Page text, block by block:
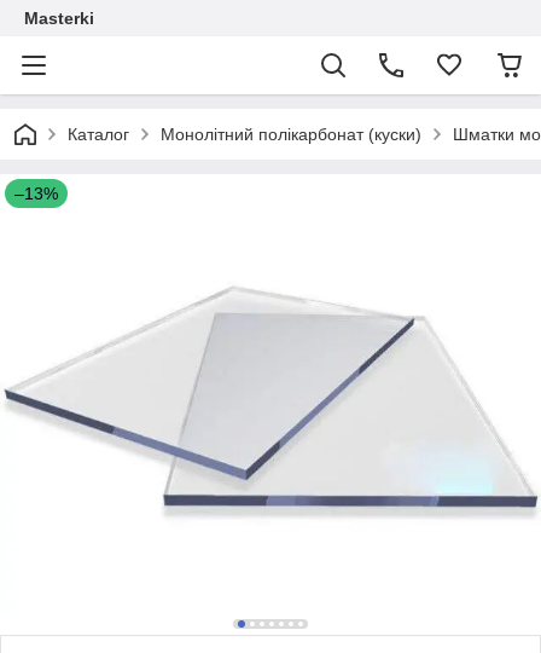
Masterki
Каталог Монолітний полікарбонат (куски) Шматки
–13%